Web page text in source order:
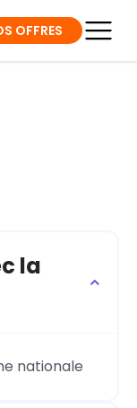
OFFRES
la
nationale